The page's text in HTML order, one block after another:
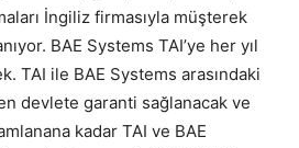
İngiliz firmasıyla müşterek
BAE Systems TAI’ye her yıl
TAI ile BAE Systems arasındaki
devlete garanti sağlanacak ve
kadar TAI ve BAE